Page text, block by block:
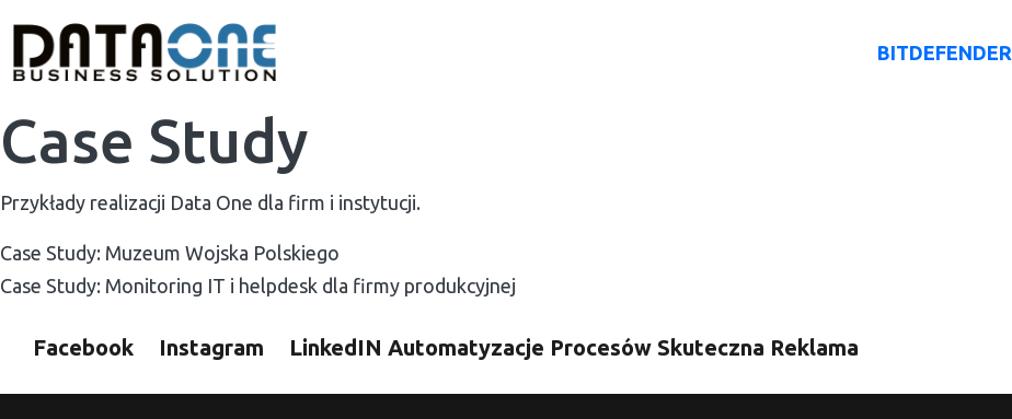
BITDEFENDER
Case Study
Przykłady realizacji Data One dla firm i instytucji.
Case Study: Muzeum Wojska Polskiego
Case Study: Monitoring IT i helpdesk dla firmy produkcyjnej
Facebook Instagram LinkedIN Automatyzacje Procesów Skuteczna Reklama